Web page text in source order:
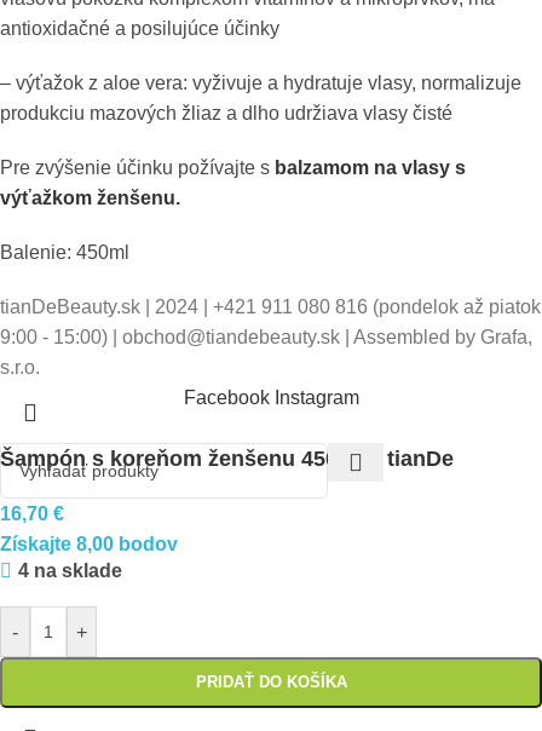
antioxidačné a posilujúce účinky
– výťažok z aloe vera: vyživuje a hydratuje vlasy, normalizuje
produkciu mazových žliaz a dlho udržiava vlasy čisté
Pre zvýšenie účinku požívajte s balzamom na vlasy s
výťažkom ženšenu.
Balenie: 450ml
tianDeBeauty.sk | 2024 | +421 911 080 816 (pondelok až piatok
9:00 - 15:00) | obchod@tiandebeauty.sk | Assembled by Grafa,
s.r.o.
Facebook Instagram
Šampón s koreňom ženšenu 450 ml | tianDe
16,70 €
Získajte 8,00 bodov
4 na sklade
- +
PRIDAŤ DO KOŠÍKA